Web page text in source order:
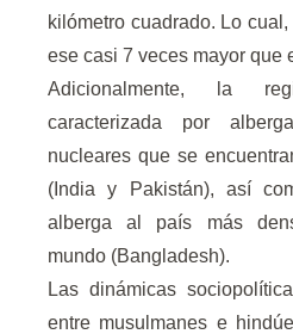
kilómetro cuadrado. Lo
ese casi 7 veces mayor que
Adicionalmente, la
caracterizada por
nucleares que se
(India y Pakistán), así
alberga al país más
mundo (Bangladesh).
Las dinámicas
entre musulmanes e